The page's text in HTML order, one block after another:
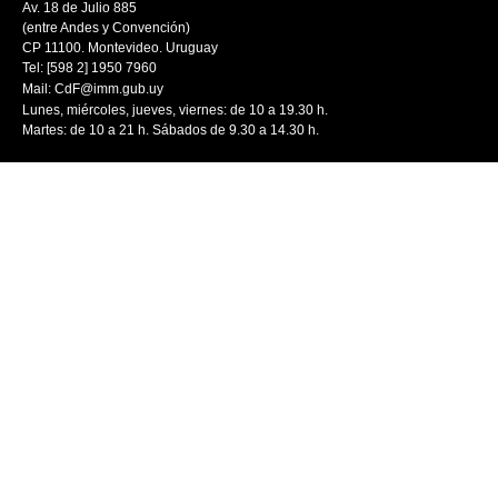
Av. 18 de Julio 885
(entre Andes y Convención)
CP 11100. Montevideo. Uruguay
Tel: [598 2] 1950 7960
Mail: CdF@imm.gub.uy
Lunes, miércoles, jueves, viernes: de 10 a 19.30 h.
Martes: de 10 a 21 h. Sábados de 9.30 a 14.30 h.